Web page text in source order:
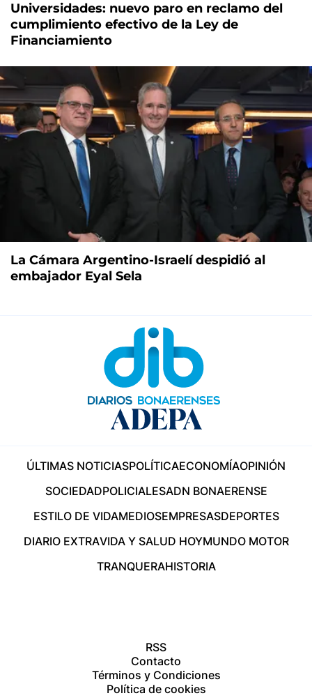
Universidades: nuevo paro en reclamo del
cumplimiento efectivo de la Ley de
Financiamiento
La Cámara Argentino-Israelí despidió al
embajador Eyal Sela
ÚLTIMAS NOTICIASPOLÍTICAECONOMÍAOPINIÓN
SOCIEDADPOLICIALESADN BONAERENSE
ESTILO DE VIDAMEDIOSEMPRESASDEPORTES
DIARIO EXTRAVIDA Y SALUD HOYMUNDO MOTOR
TRANQUERAHISTORIA
RSS
Contacto
Términos y Condiciones
Política de cookies